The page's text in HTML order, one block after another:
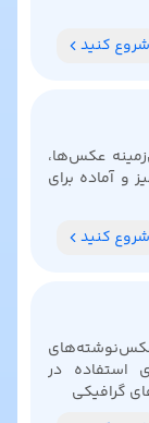
شروع کنید
عکس‌ها،
و آماده برای
شروع کنید
استفاده در
گرافیکی